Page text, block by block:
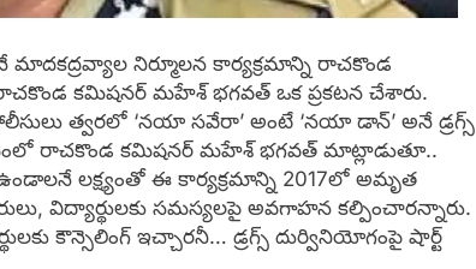
మాదకద్రవ్యాల నిర్మూలన కార్యక్రమాన్ని రాచకొండ
కమిషనర్‌ మహేశ్‌ భగవత్ ఒక ప్ర‌క‌ట‌న చేశారు.
త్వరలో ‘నయా సవేరా’ అంటే ‘నయా డాన్’ అనే డ్రగ్స్
రాచకొండ కమిషనర్‌ మహేశ్‌ భగవత్‌ మాట్లాడుతూ..
లక్ష్యంతో ఈ కార్యక్రమాన్ని 2017లో అమృత
విద్యార్థులకు సమస్యలపై అవగాహన కల్పించార‌న్నారు.
కౌన్సెలింగ్ ఇచ్చారనీ… డ్రగ్స్ దుర్వినియోగంపై షార్ట్